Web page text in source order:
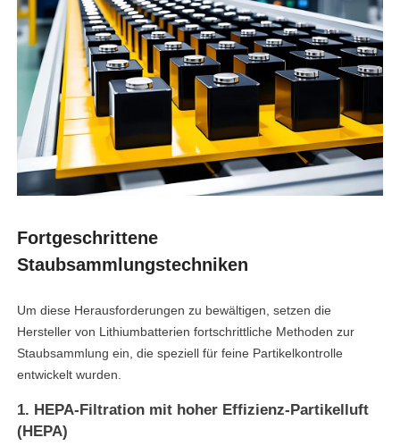
Fortgeschrittene
Staubsammlungstechniken
Um diese Herausforderungen zu bewältigen, setzen die
Hersteller von Lithiumbatterien fortschrittliche Methoden zur
Staubsammlung ein, die speziell für feine Partikelkontrolle
entwickelt wurden.
1. HEPA-Filtration mit hoher Effizienz-Partikelluft
(HEPA)